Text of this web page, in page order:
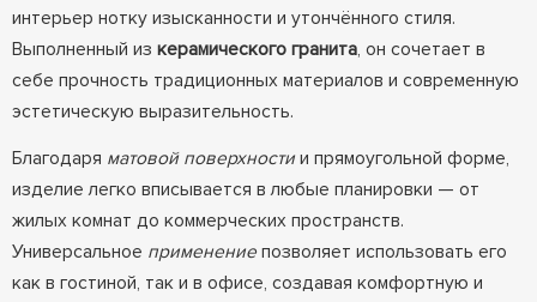
интерьер нотку изысканности и утончённого стиля.
Выполненный из керамического гранита, он сочетает в
себе прочность традиционных материалов и современную
эстетическую выразительность.
Благодаря матовой поверхностии прямоугольной форме,
изделие легко вписывается в любые планировки — от
жилых комнат до коммерческих пространств.
Универсальное применениепозволяет использовать его
как в гостиной, так и в офисе, создавая комфортную и